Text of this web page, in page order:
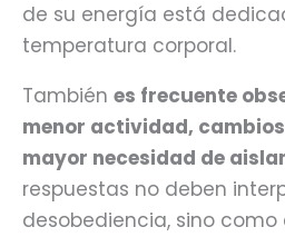
de su energía está
temperatura corporal.
También es frecuente
menor actividad, cambios
mayor necesidad de
respuestas no deben
desobediencia, sino